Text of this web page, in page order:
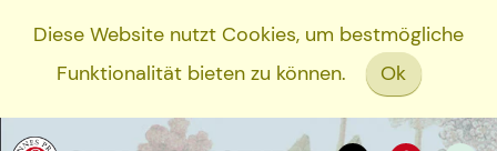
Diese Website nutzt Cookies, um bestmögliche
Funktionalität bieten zu können.
Ok